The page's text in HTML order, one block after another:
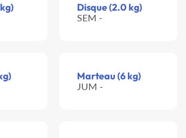
Disque (2.0 kg)
SEM -
Marteau (6 kg)
JUM -